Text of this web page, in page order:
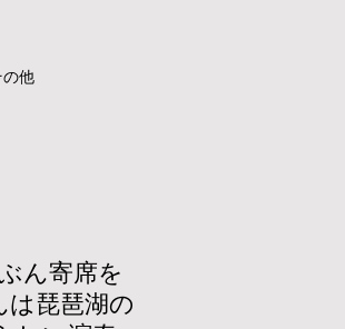
の他
ん寄席を
琵琶湖の